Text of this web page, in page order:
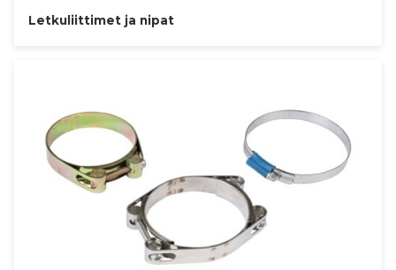
Letkuliittimet ja nipat